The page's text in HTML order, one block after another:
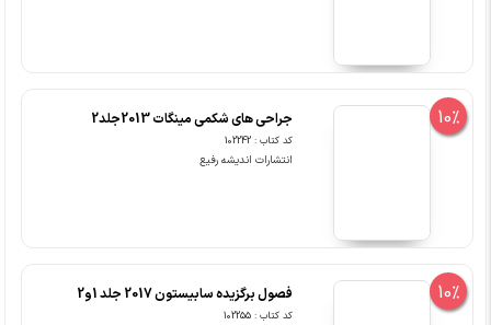
10% جراحی های شکمی مینگات 2013جلد2
کد کتاب : 102242
انتشارات اندیشه رفیع
10% فصول برگزیده سابیستون 2017 جلد 1و2
کد کتاب : 102255